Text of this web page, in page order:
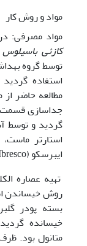
مواد و روش‌ کار
مواد مصرفی:
کازئی باسیلوس
توسط گروه
استفاده
مطالعه حاضر
جداسازی
گردید و توسط
ایبرسکو (Ibresco) ایتالیا تهیه شدند.
تهیه عصاره
روش خیساندن
خیسانده
متانول بود.